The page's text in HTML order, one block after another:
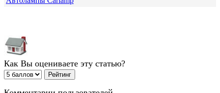
Как Вы оцениваете эту статью?